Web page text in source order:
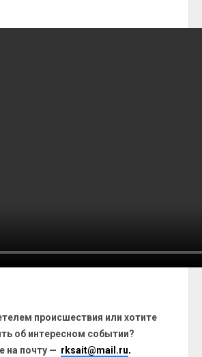
происшествия или хотите
об интересном событии?
на почту — rksait@mail.ru.